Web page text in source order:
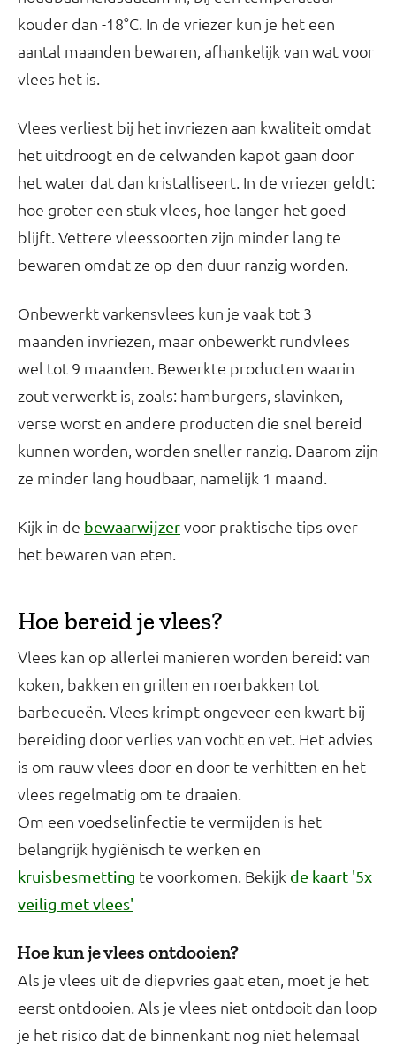
kouder dan -18°C. In de vriezer kun je het een
aantal maanden bewaren, afhankelijk van wat voor
vlees het is.
Vlees verliest bij het invriezen aan kwaliteit omdat
het uitdroogt en de celwanden kapot gaan door
het water dat dan kristalliseert. In de vriezer geldt:
hoe groter een stuk vlees, hoe langer het goed
blijft. Vettere vleessoorten zijn minder lang te
bewaren omdat ze op den duur ranzig worden.
Onbewerkt varkensvlees kun je vaak tot 3
maanden invriezen, maar onbewerkt rundvlees
wel tot 9 maanden. Bewerkte producten waarin
zout verwerkt is, zoals: hamburgers, slavinken,
verse worst en andere producten die snel bereid
kunnen worden, worden sneller ranzig. Daarom zijn
ze minder lang houdbaar, namelijk 1 maand.
Kijk in de bewaarwijzervoor praktische tips over
het bewaren van eten.
Hoe bereid je vlees?
Vlees kan op allerlei manieren worden bereid: van
koken, bakken en grillen en roerbakken tot
barbecueën. Vlees krimpt ongeveer een kwart bij
bereiding door verlies van vocht en vet. Het advies
is om rauw vlees door en door te verhitten en het
vlees regelmatig om te draaien.
Om een voedselinfectie te vermijden is het
belangrijk hygiënisch te werken en
kruisbesmetting te voorkomen. Bekijk de kaart '5x
veilig met vlees'
Hoe kun je vlees ontdooien?
Als je vlees uit de diepvries gaat eten, moet je het
eerst ontdooien. Als je vlees niet ontdooit dan loop
je het risico dat de binnenkant nog niet helemaal